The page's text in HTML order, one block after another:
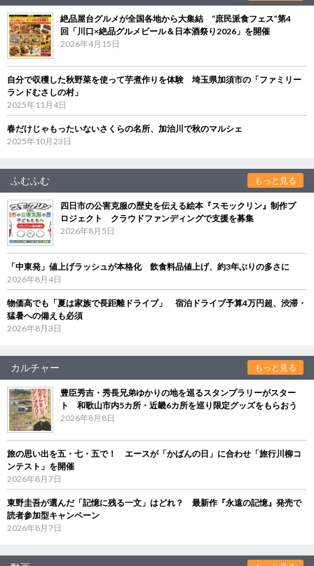
絶品屋台グルメが全国各地から大集結 “庶民派食フェス”第4
回「川口×絶品グルメビール＆日本酒祭り2026」を開催
2026年4月15日
自分で収穫した秋野菜を使って芋煮作りを体験 埼玉県加須市の「ファミリー
ランドむさしの村」
2025年11月4日
春だけじゃもったいないさくらの名所、加治川で秋のマルシェ
2025年10月23日
ふむふむ もっと見る
四日市の公害克服の歴史を伝える絵本『スモックリン』制作プ
ロジェクト クラウドファンディングで支援を募集
2026年8月5日
「中東発」値上げラッシュが本格化 飲食料品値上げ、約3年ぶりの多さに
2026年8月4日
物価高でも「夏は家族で長距離ドライブ」 宿泊ドライブ予算4万円超、渋滞・
猛暑への備えも必須
2026年8月3日
カルチャー もっと見る
豊臣秀吉・秀長兄弟ゆかりの地を巡るスタンプラリーがスター
ト 和歌山市内5カ所・近畿6カ所を巡り限定グッズをもらおう
2026年8月8日
旅の思い出を五・七・五で！ エースが「かばんの日」に合わせ「旅行川柳コ
ンテスト」を開催
2026年8月7日
東野圭吾が選んだ「記憶に残る一文」はどれ？ 最新作『永遠の記憶』発売で
読者参加型キャンペーン
2026年8月7日